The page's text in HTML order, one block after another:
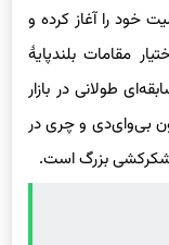
سرخ است، از سال ۱۹۵۸ فعالیت خود را آغاز کرده و
مقامات بلندپایهٔ
طولانی در بازار
بی‌وای‌دی و چری در